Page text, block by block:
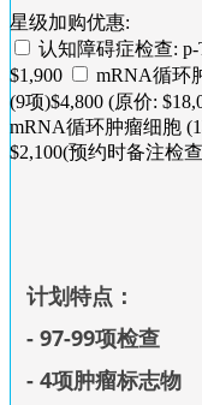
星级加购优惠:
认知障碍症检查: p-
$1,900
mRNA循环
(9项)$4,800 (原价:
mRNA循环肿瘤细胞
$2,100(预约时备注检
计划特点：
- 97-99项检查
- 4项肿瘤标志物